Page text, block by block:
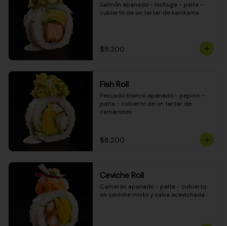
Salmón apanado - lechuga - palta -
cubierto de un tartar de kanikama
$8.200
Fish Roll
Pescado blanco apanado - pepino -
palta - cubierto de un tartar de
camarones
$8.200
Ceviche Roll
Camarón apanado - palta - cubierto
en ceviche mixto y salsa acevichada